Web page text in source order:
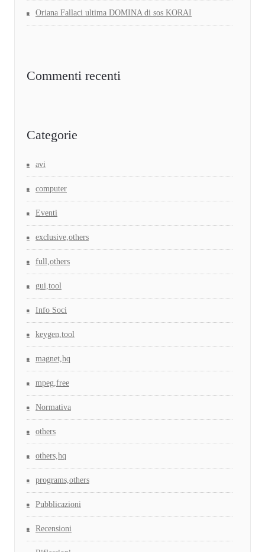
Oriana Fallaci ultima DOMINA di sos KORAI
Commenti recenti
Categorie
avi
computer
Eventi
exclusive,others
full,others
gui,tool
Info Soci
keygen,tool
magnet,hq
mpeg,free
Normativa
others
others,hq
programs,others
Pubblicazioni
Recensioni